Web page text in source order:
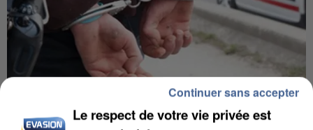
UN SECOND CADRE DE LA DZ MAFIA
Le respect de votre vie privée est
Continuer sans accepter